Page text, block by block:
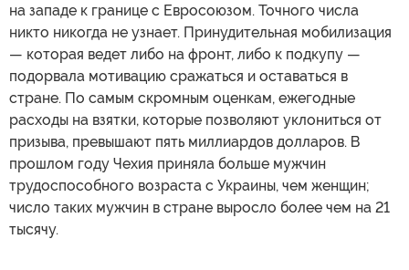
на западе к границе с Евросоюзом. Точного числа
никто никогда не узнает. Принудительная мобилизация
— которая ведет либо на фронт, либо к подкупу —
подорвала мотивацию сражаться и оставаться в
стране. По самым скромным оценкам, ежегодные
расходы на взятки, которые позволяют уклониться от
призыва, превышают пять миллиардов долларов. В
прошлом году Чехия приняла больше мужчин
трудоспособного возраста с Украины, чем женщин;
число таких мужчин в стране выросло более чем на 21
тысячу.